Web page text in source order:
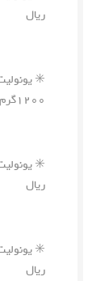
ریال
۱۲۰۰گرم ⬅️۷۵۰,۰۰۰ ریال
ریال
ریال